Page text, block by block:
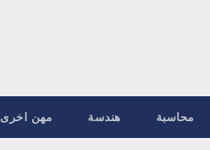
محاسبة هندسة مهن اخرى